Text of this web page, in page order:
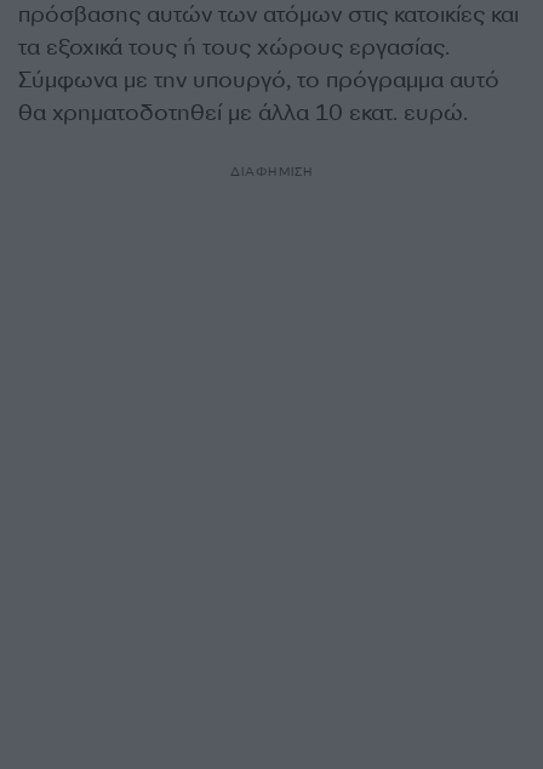
πρόσβασης αυτών των ατόμων στις κατοικίες και
τα εξοχικά τους ή τους χώρους εργασίας.
Σύμφωνα με την υπουργό, το πρόγραμμα αυτό
θα χρηματοδοτηθεί με άλλα 10 εκατ. ευρώ.
ΔΙΑΦΗΜΙΣΗ